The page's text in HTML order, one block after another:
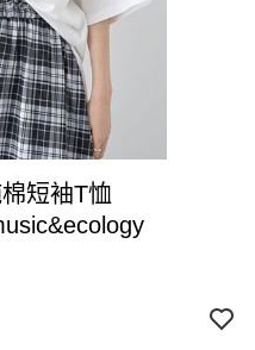
短袖T恤